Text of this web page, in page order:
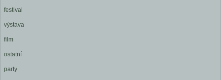
festival
výstava
film
ostatní
party